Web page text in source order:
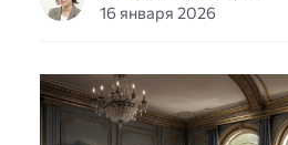
16 января 2026